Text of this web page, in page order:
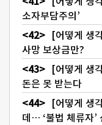
소자부담주의’
[어떻게 생
사망 보상금만?
[어떻게 생
돈은 못 받는다
[어떻게 생
데… ‘불법 체류자’